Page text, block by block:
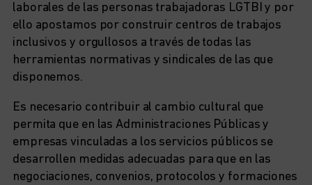
laborales de las personas trabajadoras LGTBI y por
ello apostamos por construir centros de trabajos
inclusivos y orgullosos a través de todas las
herramientas normativas y sindicales de las que
disponemos.
Es necesario contribuir al cambio cultural que
permita que en las Administraciones Públicas y
empresas vinculadas a los servicios públicos se
desarrollen medidas adecuadas para que en las
negociaciones, convenios, protocolos y formaciones